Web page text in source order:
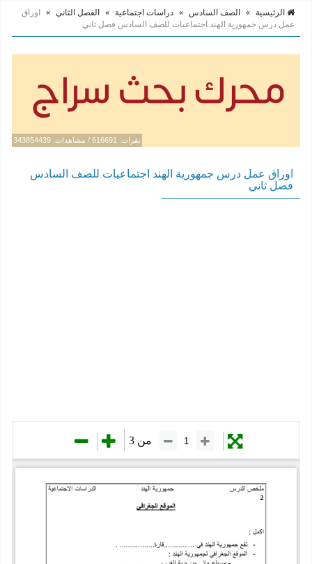
الرئيسية » الصف السادس » دراسات اجتماعية » الفصل الثاني »
اوراق
عمل درس جمهورية الهند اجتماعيات للصف السادس فصل ثاني
نقرات: 616691 / مشاهدات: 343854439
اوراق عمل درس جمهورية الهند اجتماعيات للصف السادس
فصل ثاني